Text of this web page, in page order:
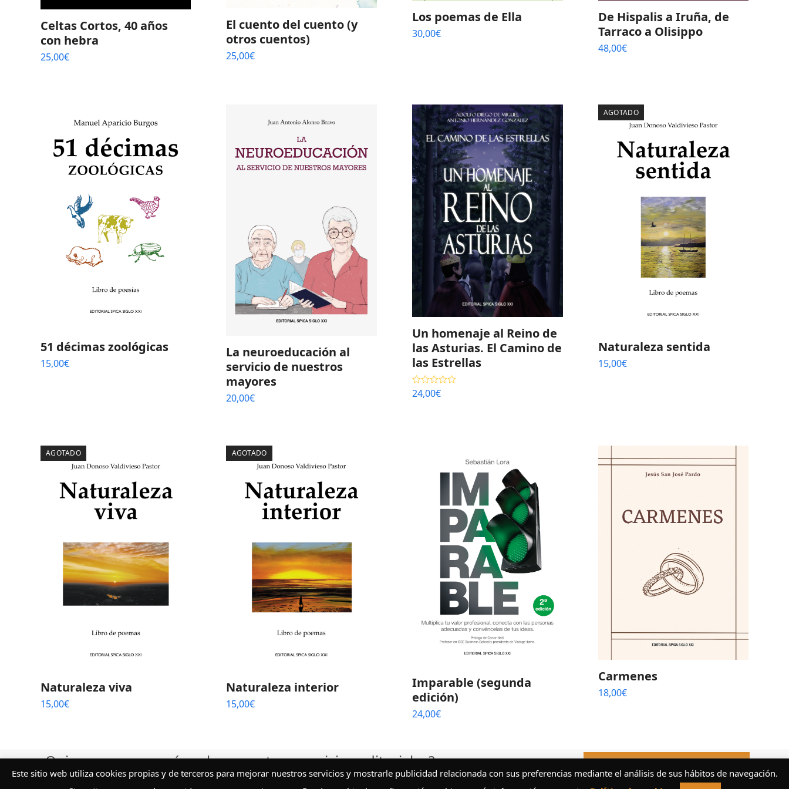
Celtas Cortos, 40 años
con hebra
25,00€
El cuento del cuento (y
otros cuentos)
25,00€
Los poemas de Ella
30,00€
De Hispalis a Iruña, de
Tarraco a Olisippo
48,00€
51 décimas zoológicas
15,00€
La neuroeducación al
servicio de nuestros
mayores
20,00€
Un homenaje al Reino de
las Asturias. El Camino de
las Estrellas
Valorado con
5.00
24,00€
AGOTADO
Naturaleza sentida
15,00€
AGOTADO
Naturaleza viva
15,00€
AGOTADO
Naturaleza interior
15,00€
Imparable (segunda
edición)
24,00€
Carmenes
18,00€
¿Quieres conocer más sobre nuestros servicios editoriales? Escríbenos ahora
Este sitio web utiliza cookies propias y de terceros para mejorar nuestros servicios y mostrarle publicidad relacionada con sus preferencias mediante el análisis de sus hábitos de navegación.